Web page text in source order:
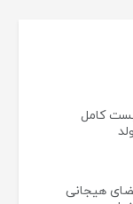
کامل
هیجانی